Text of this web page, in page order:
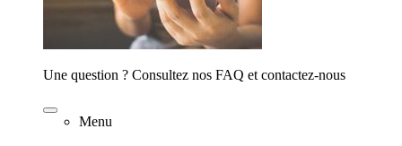
Une question ? Consultez nos FAQ et contactez-nous
Menu